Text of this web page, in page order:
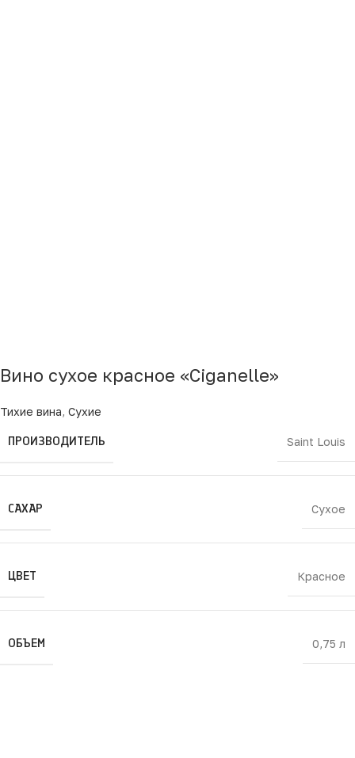
Вино сухое красное «Ciganelle»
Тихие вина, Сухие
ПРОИЗВОДИТЕЛЬ Saint Louis
САХАР Сухое
ЦВЕТ Красное
ОБЪЕМ 0,75 л